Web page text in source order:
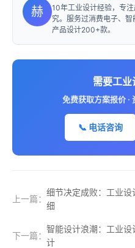
赫
10年工业设计经验，专
究。服务过消费电子、
产品设计200+款。
需要工业
免费获取方案报价 ·
📞 电话咨询
上一篇：
细节决定成败：工业
细
下一篇：
智能设计浪潮：工业
计